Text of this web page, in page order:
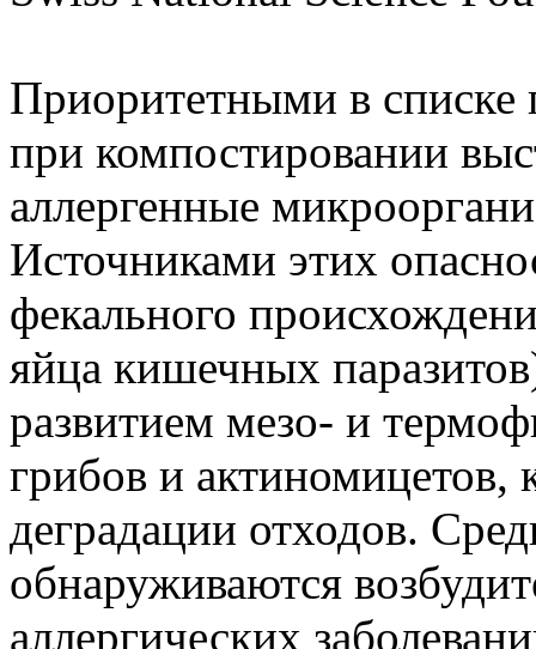
Приоритетными в списке
при компостировании
аллергенные
Источниками этих
фекального
яйца кишечных
развитием мезо- и
грибов и
деградации отходов.
обнаруживаются
аллергических